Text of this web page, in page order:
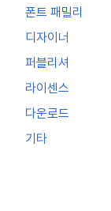
폰트 패밀리
디자이너
퍼블리셔
라이센스
다운로드
기타